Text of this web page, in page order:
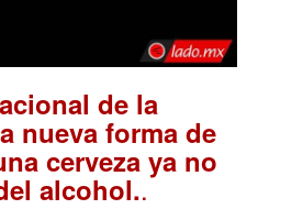
de la
nueva forma de
cerveza ya no
alcohol..